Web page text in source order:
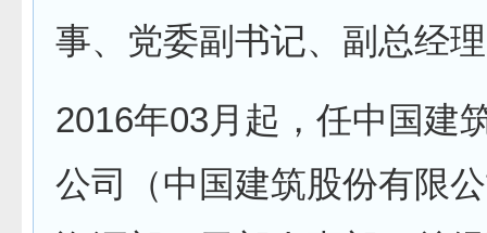
事、党委副书记、副总经
2016年03月起，任中国建
公司（中国建筑股份有限